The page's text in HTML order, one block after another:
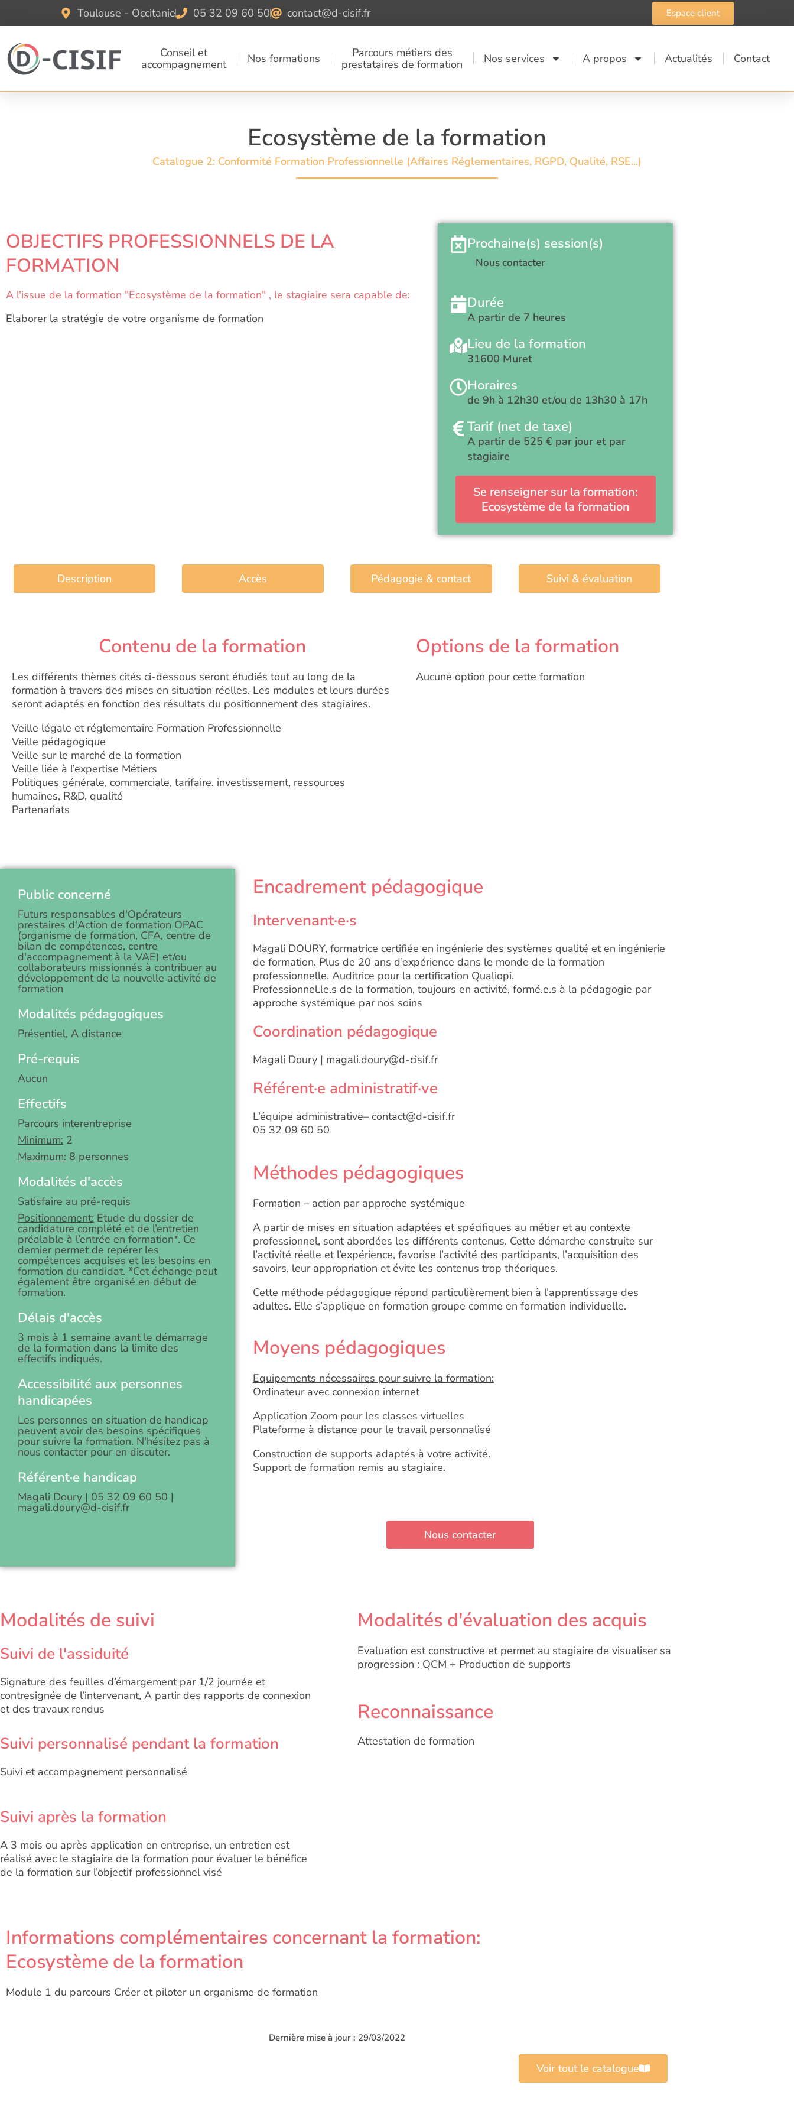
Toulouse - Occitanie 05 32 09 60 50 contact@d-cisif.fr Espace client
Conseil et
accompagnement
Nos formations
Parcours métiers des
prestataires de formation
Nos services A propos Actualités Contact
Ecosystème de la formation
Catalogue 2: Conformité Formation Professionnelle (Affaires Réglementaires, RGPD, Qualité, RSE...)
OBJECTIFS PROFESSIONNELS DE LA
FORMATION
A l'issue de la formation "Ecosystème de la formation" , le stagiaire sera capable de:
Elaborer la stratégie de votre organisme de formation
Prochaine(s) session(s)
Nous contacter
Durée
A partir de 7 heures
Lieu de la formation
31600 Muret
Horaires
de 9h à 12h30 et/ou de 13h30 à 17h
Tarif (net de taxe)
A partir de 525 € par jour et par
stagiaire
Se renseigner sur la formation:
Ecosystème de la formation
Description Accès Pédagogie & contact Suivi & évaluation
Contenu de la formation
Les différents thèmes cités ci-dessous seront étudiés tout au long de la
formation à travers des mises en situation réelles. Les modules et leurs durées
seront adaptés en fonction des résultats du positionnement des stagiaires.
Veille légale et réglementaire Formation Professionnelle
Veille pédagogique
Veille sur le marché de la formation
Veille liée à l’expertise Métiers
Politiques générale, commerciale, tarifaire, investissement, ressources
humaines, R&D, qualité
Partenariats
Options de la formation
Aucune option pour cette formation
Public concerné
Futurs responsables d'Opérateurs
prestaires d'Action de formation OPAC
(organisme de formation, CFA, centre de
bilan de compétences, centre
d'accompagnement à la VAE) et/ou
collaborateurs missionnés à contribuer au
développement de la nouvelle activité de
formation
Modalités pédagogiques
Présentiel, A distance
Pré-requis
Aucun
Effectifs
Parcours interentreprise
Minimum: 2
Maximum: 8 personnes
Modalités d'accès
Satisfaire au pré-requis
Positionnement: Etude du dossier de
candidature complété et de l’entretien
préalable à l’entrée en formation*. Ce
dernier permet de repérer les
compétences acquises et les besoins en
formation du candidat. *Cet échange peut
également être organisé en début de
formation.
Délais d'accès
3 mois à 1 semaine avant le démarrage
de la formation dans la limite des
effectifs indiqués.
Accessibilité aux personnes
handicapées
Les personnes en situation de handicap
peuvent avoir des besoins spécifiques
pour suivre la formation. N'hésitez pas à
nous contacter pour en discuter.
Référent·e handicap
Magali Doury | 05 32 09 60 50 |
magali.doury@d-cisif.fr
Encadrement pédagogique
Intervenant·e·s
Magali DOURY, formatrice certifiée en ingénierie des systèmes qualité et en ingénierie
de formation. Plus de 20 ans d’expérience dans le monde de la formation
professionnelle. Auditrice pour la certification Qualiopi.
Professionnel.le.s de la formation, toujours en activité, formé.e.s à la pédagogie par
approche systémique par nos soins
Coordination pédagogique
Magali Doury | magali.doury@d-cisif.fr
Référent·e administratif·ve
L’équipe administrative– contact@d-cisif.fr
05 32 09 60 50
Méthodes pédagogiques
Formation – action par approche systémique
A partir de mises en situation adaptées et spécifiques au métier et au contexte
professionnel, sont abordées les différents contenus. Cette démarche construite sur
l’activité réelle et l’expérience, favorise l’activité des participants, l’acquisition des
savoirs, leur appropriation et évite les contenus trop théoriques.
Cette méthode pédagogique répond particulièrement bien à l’apprentissage des
adultes. Elle s’applique en formation groupe comme en formation individuelle.
Moyens pédagogiques
Equipements nécessaires pour suivre la formation:
Ordinateur avec connexion internet
Application Zoom pour les classes virtuelles
Plateforme à distance pour le travail personnalisé
Construction de supports adaptés à votre activité.
Support de formation remis au stagiaire.
Nous contacter
Modalités de suivi
Suivi de l'assiduité
Signature des feuilles d’émargement par 1/2 journée et
contresignée de l’intervenant, A partir des rapports de connexion
et des travaux rendus
Suivi personnalisé pendant la formation
Suivi et accompagnement personnalisé
Suivi après la formation
A 3 mois ou après application en entreprise, un entretien est
réalisé avec le stagiaire de la formation pour évaluer le bénéfice
de la formation sur l’objectif professionnel visé
Modalités d'évaluation des acquis
Evaluation est constructive et permet au stagiaire de visualiser sa
progression : QCM + Production de supports
Reconnaissance
Attestation de formation
Informations complémentaires concernant la formation:
Ecosystème de la formation
Module 1 du parcours Créer et piloter un organisme de formation
Dernière mise à jour : 29/03/2022
Voir tout le catalogue